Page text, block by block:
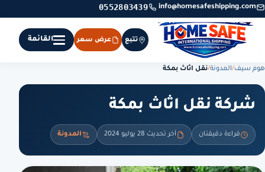
info@homesafeshipping.com
0552803439
تتبع عرض سعر القائمة
هوم سيف/المدونة/نقل اثاث بمكة
شركة نقل اثاث بمكة
قراءة دقيقتان آخر تحديث 28 يوليو 2024 المدونة